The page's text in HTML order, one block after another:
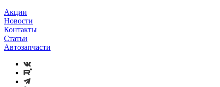
Акции
Новости
Контакты
Статьи
Автозапчасти